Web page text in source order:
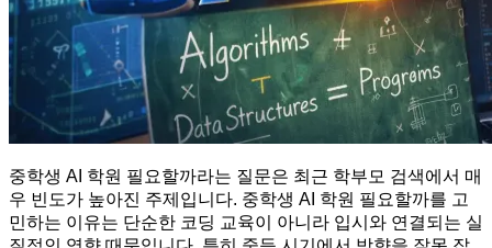
중학생 AI 학원 필요할까라는 질문은 최근 학부모 검색에서 매
우 빈도가 높아진 주제입니다. 중학생 AI 학원 필요할까를 고
민하는 이유는 단순한 코딩 교육이 아니라 입시와 연결되는 실